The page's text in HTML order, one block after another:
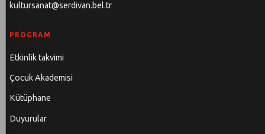
kultursanat@serdivan.bel.tr
PROGRAM
Etkinlik takvimi
Çocuk Akademisi
Kütüphane
Duyurular